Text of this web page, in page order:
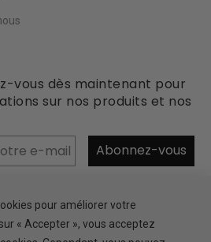
vous dès maintenant pour
sur nos produits et nos
Abonnez-vous
pour améliorer votre
« Accepter », vous acceptez